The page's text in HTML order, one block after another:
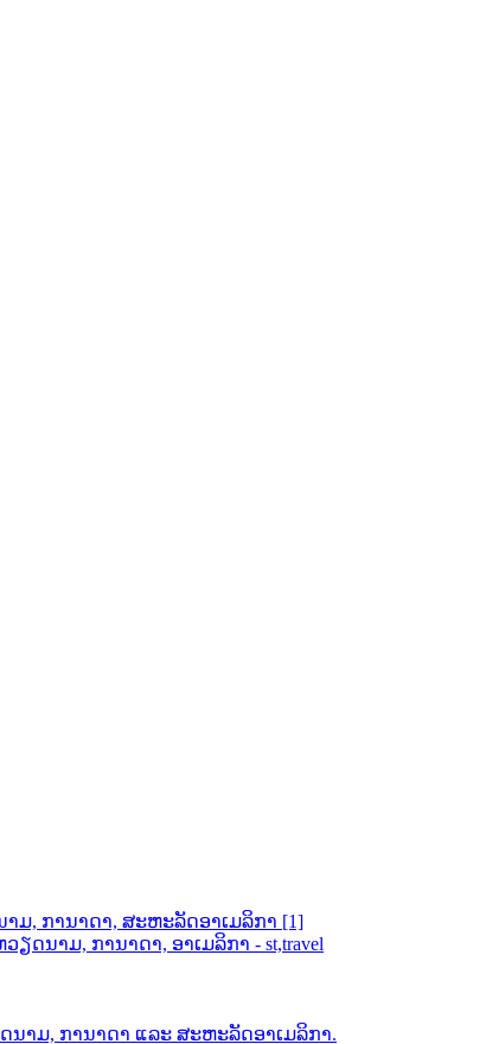
າມ, ການາດາ, ສະຫະລັດອາເມລິກາ [1]
ຽດນາມ, ການາດາ, ອາເມລິກາ - st,travel
ດນາມ, ການາດາ ແລະ ສະຫະລັດອາເມລິກາ.